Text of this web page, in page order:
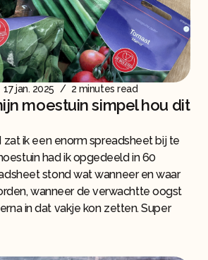
17 jan. 2025 / 2 minutes read
moestuin simpel hou dit
zat ik een enorm spreadsheet bij te
had ik opgedeeld in 60
stond wat wanneer en waar
wanneer de verwachtte oogst
in dat vakje kon zetten. Super